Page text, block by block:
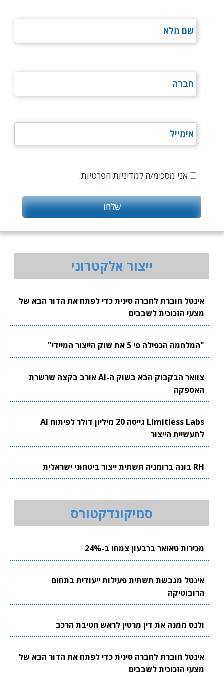
אני מסכימ/ה למדיניות הפרטיות.
ייצור אלקטרוני
אינטל חוברת לחברה סינית כדי לפתח את הדור הבא של
מצעי הזכוכית לשבבים
"המלחמה הכפילה פי 5 את שוק הייצור המיידי"
צוואר הבקבוק הבא בשוק ה-AI אורב בקצה שרשרת
האספקה
Limitless Labs גייסה 20 מיליון דולר לפיתוח AI
לתעשיית הייצור
RH בונה ברומניה תשתית ייצור ביטחוני ישראלית
סמיקונדקטורס
מכירות טאואר ברבעון צמחו ב-24%
אינטל מגבשת תשתית פעילות ייעודית בתחום
הרובוטיקה
ולנס ממנה את דין מרטין לראש חטיבת הרכב
אינטל חוברת לחברה סינית כדי לפתח את הדור הבא של
מצעי הזכוכית לשבבים